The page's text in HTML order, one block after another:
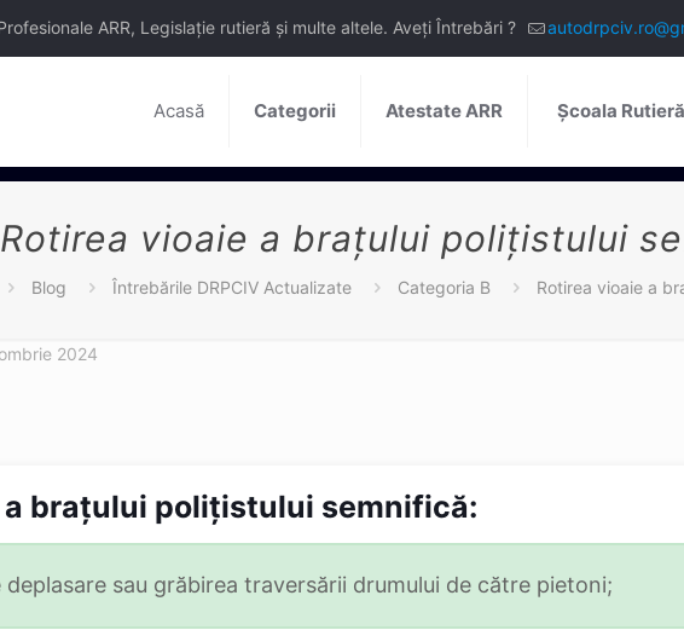
ARR, Legislație rutieră și multe altele. Aveți Întrebări ?
Acasă Categorii Atestate ARR Școala
Rotirea vioaie a braţului poliţistului
Blog Întrebările DRPCIV Actualizate Categoria B Rotirea vioaie a
2024
a braţului poliţistului semnifică:
sau grăbirea traversării drumului de către pietoni;